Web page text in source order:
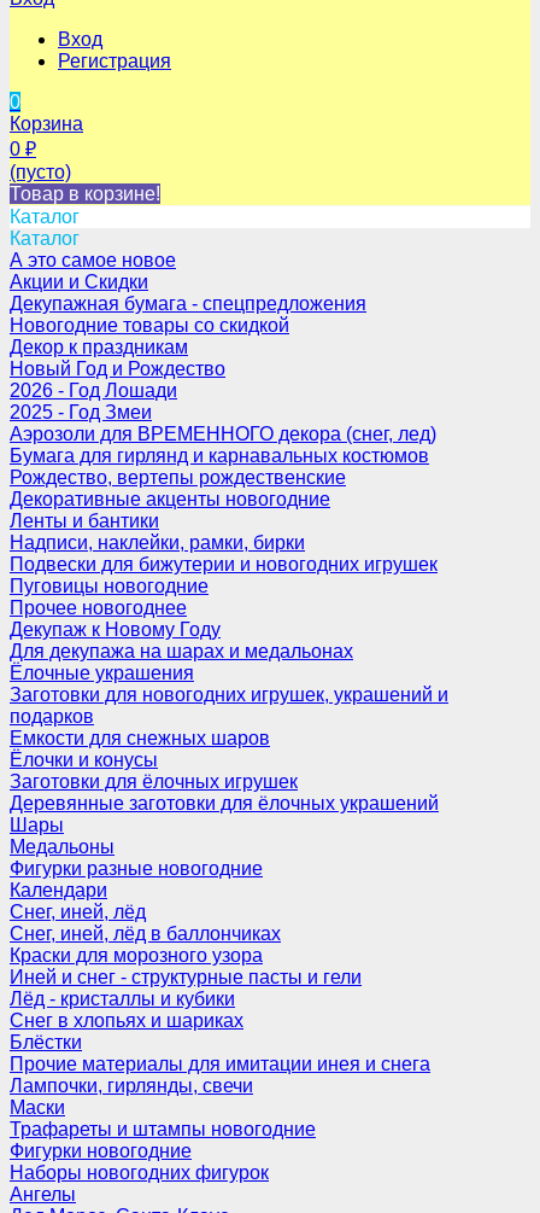
Вход
Регистрация
0
Корзина
0 ₽
(пусто)
Товар в корзине!
Каталог
Каталог
А это самое новое
Акции и Скидки
Декупажная бумага - спецпредложения
Новогодние товары со скидкой
Декор к праздникам
Новый Год и Рождество
2026 - Год Лошади
2025 - Год Змеи
Аэрозоли для ВРЕМЕННОГО декора (снег, лед)
Бумага для гирлянд и карнавальных костюмов
Рождество, вертепы рождественские
Декоративные акценты новогодние
Ленты и бантики
Надписи, наклейки, рамки, бирки
Подвески для бижутерии и новогодних игрушек
Пуговицы новогодние
Прочее новогоднее
Декупаж к Новому Году
Для декупажа на шарах и медальонах
Ёлочные украшения
Заготовки для новогодних игрушек, украшений и
подарков
Емкости для снежных шаров
Ёлочки и конусы
Заготовки для ёлочных игрушек
Деревянные заготовки для ёлочных украшений
Шары
Медальоны
Фигурки разные новогодние
Календари
Снег, иней, лёд
Снег, иней, лёд в баллончиках
Краски для морозного узора
Иней и снег - структурные пасты и гели
Лёд - кристаллы и кубики
Снег в хлопьях и шариках
Блёстки
Прочие материалы для имитации инея и снега
Лампочки, гирлянды, свечи
Маски
Трафареты и штампы новогодние
Фигурки новогодние
Наборы новогодних фигурок
Ангелы